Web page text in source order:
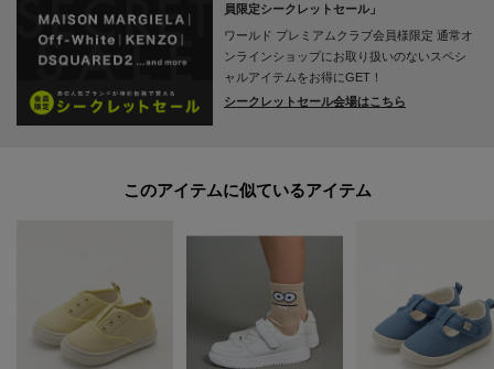
＝＝＝＝＝＝＝＝＝＝＝＝＝＝＝＝＝＝＝＝＝＝＝＝
気になるアイテムは【お気に入り登録】がおすすめです！
■お気に入り登録について
オンラインサイトの各アイテムにある「ハートマーク」をクリックして簡単
【1】再入荷通知や、値下げ情報・在庫状況をメルマガにてお知らせ。
【2】マイページでお気に入り一覧をチェックでき、自分だけのお買い物リス
員限定シークレットセール」
ワールド プレミアムクラブ会員様限定 通常オ
ンラインショップにお取り扱いのないスペシ
ャルアイテムをお得にGET！
シークレットセール会場はこちら
このアイテムに似ているアイテム